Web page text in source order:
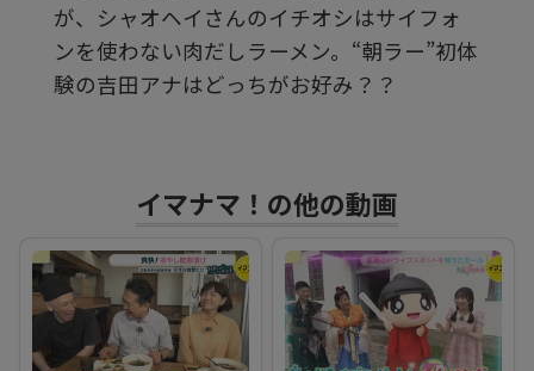
再
す
る
が、シャオヘイさんのイチオシはサイフォ
ンを使わない肉だしラーメン。“朝ラー”初体
験の吉田アナはどっちがお好み？？
イマナマ！の他の動画